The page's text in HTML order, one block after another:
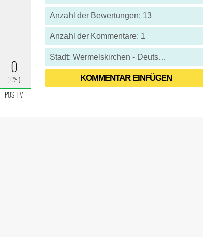
Anzahl der Bewertungen: 13
Anzahl der Kommentare: 1
Stadt: Wermelskirchen - Deutschland
KOMMENTAR EINFÜGEN